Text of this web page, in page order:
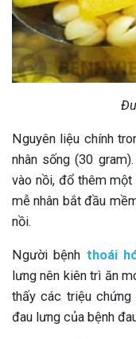
Nguyên liệu chính
nhân sống (30
vào nồi, đổ thêm
mễ nhân bắt đầu
nồi.
Người bệnh thoái
lưng nên kiên trì ăn
thấy các triệu
đau lưng của bệnh